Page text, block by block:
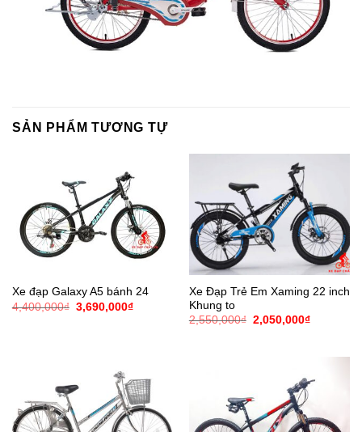
SẢN PHẨM TƯƠNG TỰ
Xe đạp Galaxy A5 bánh 24
4,400,000₫ Giá
3,690,000₫Giá
Xe Đạp Trẻ Em Xaming 22 inch
Khung to
2,550,000₫ Giá
2,050,000₫Giá